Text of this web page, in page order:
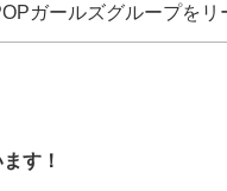
ガールズグループをリ
す！